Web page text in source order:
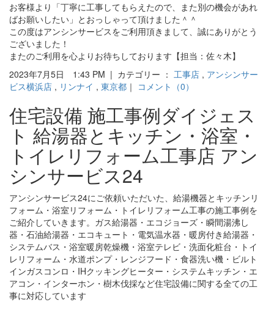
お客様より「丁寧に工事してもらえたので、また別の機会があれ
ばお願いしたい」とおっしゃって頂けました＾＾
この度はアンシンサービスをご利用頂きまして、誠にありがとう
ございました！
またのご利用を心よりお待ちしております【担当：佐々木】
2023年7月5日 1:43 PM | カテゴリー ： 工事店 , アンシンサー
ビス横浜店 , リンナイ , 東京都 ｜ コメント（0）
住宅設備 施工事例ダイジェス
ト 給湯器とキッチン・浴室・
トイレリフォーム工事店 アン
シンサービス24
アンシンサービス24にご依頼いただいた、給湯機器とキッチンリ
フォーム・浴室リフォーム・トイレリフォーム工事の施工事例を
ご紹介していきます。ガス給湯器・エコジョーズ・瞬間湯沸し
器・石油給湯器・エコキュート・電気温水器・暖房付き給湯器・
システムバス・浴室暖房乾燥機・浴室テレビ・洗面化粧台・トイ
レリフォーム・水道ポンプ・レンジフード・食器洗い機・ビルト
インガスコンロ・IHクッキングヒーター・システムキッチン・エ
アコン・インターホン・樹木伐採など住宅設備に関する全ての工
事に対応しています